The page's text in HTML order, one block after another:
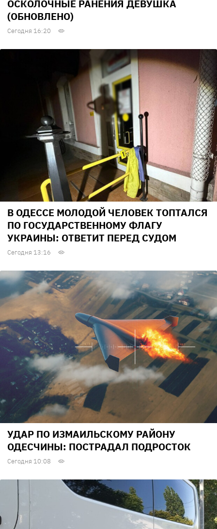
ОСКОЛОЧНЫЕ РАНЕНИЯ ДЕВУШКА
(ОБНОВЛЕНО)
Сегодня 16:20
В ОДЕССЕ МОЛОДОЙ ЧЕЛОВЕК ТОПТАЛСЯ
ПО ГОСУДАРСТВЕННОМУ ФЛАГУ
УКРАИНЫ: ОТВЕТИТ ПЕРЕД СУДОМ
Сегодня 13:16
УДАР ПО ИЗМАИЛЬСКОМУ РАЙОНУ
ОДЕСЧИНЫ: ПОСТРАДАЛ ПОДРОСТОК
Сегодня 10:08